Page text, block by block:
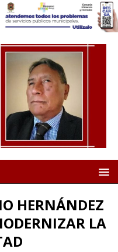
HERNÁNDEZ
LA